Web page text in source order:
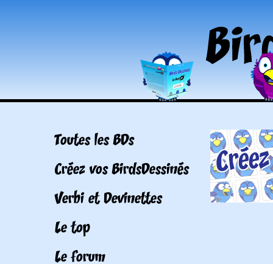
Toutes les BDs
Créez vos BirdsDessinés
Verbi et Devinettes
Le top
Le forum